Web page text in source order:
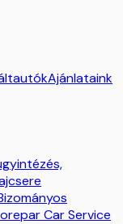
Ajánlataink
Car Service